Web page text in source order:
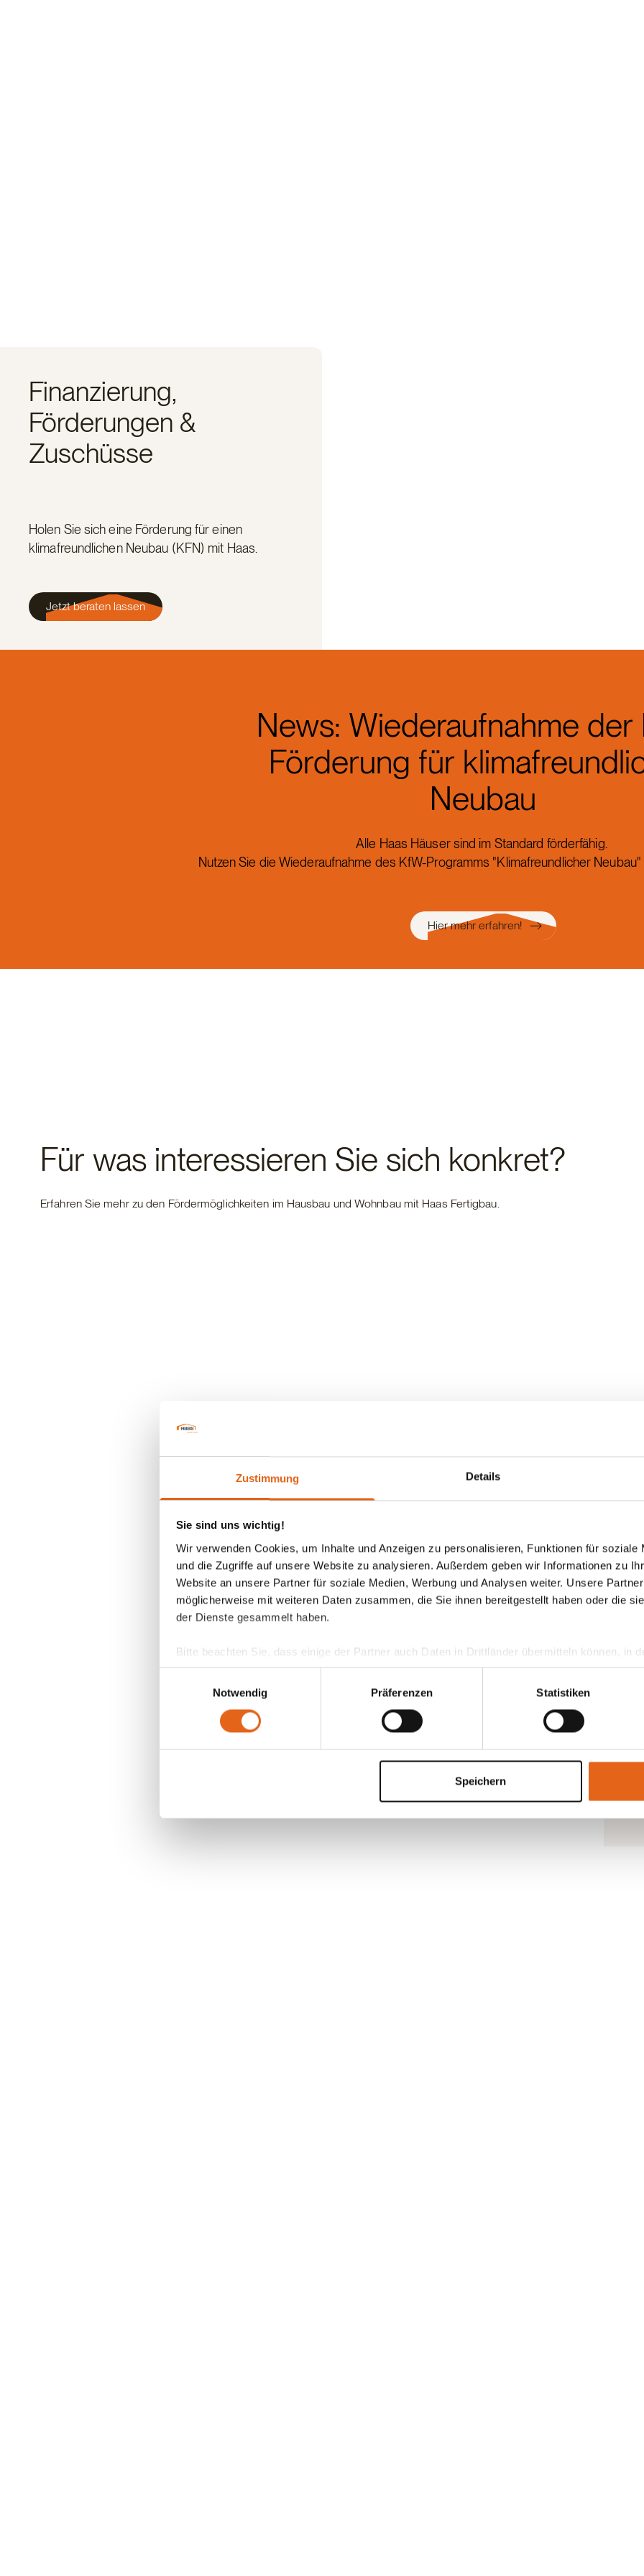
Zustimmung Details
Sie sind uns wichtig!
Wir verwenden Cookies, um Inhalte und Anzeigen zu personalisieren, Funktionen für soziale
und die Zugriffe auf unsere Website zu analysieren. Außerdem geben wir Informationen zu
Website an unsere Partner für soziale Medien, Werbung und Analysen weiter. Unsere
möglicherweise mit weiteren Daten zusammen, die Sie ihnen bereitgestellt haben oder die
der Dienste gesammelt haben.
Bitte beachten Sie, dass einige der Partner auch Daten in Drittländer übermitteln können, in
anderes Datenschutzniveau besteht als in der EU. Wir stellen sicher, dass die Übermittlung
Übereinstimmung mit den geltenden Datenschutzgesetzen erfolgt und geeignete
Sie geben Einwilligung zu unseren Cookies, wenn Sie unsere Webseite weiterhin nutzen.
Notwendig
Präferenzen Statistiken
Speichern
Finanzierung,
Förderungen &
Zuschüsse
Holen Sie sich eine Förderung für einen
klimafreundlichen Neubau (KFN) mit Haas.
Jetzt beraten lassen
News: Wiederaufnahme der
Förderung für
Neubau
Alle Haas Häuser sind im Standard förderfähig.
Nutzen Sie die Wiederaufnahme des KfW-Programms "Klimafreundlicher Neubau"
Hier mehr erfahren!
Für was interessieren Sie sich konkret?
Erfahren Sie mehr zu den Fördermöglichkeiten im Hausbau und Wohnbau mit Haas Fertigbau.